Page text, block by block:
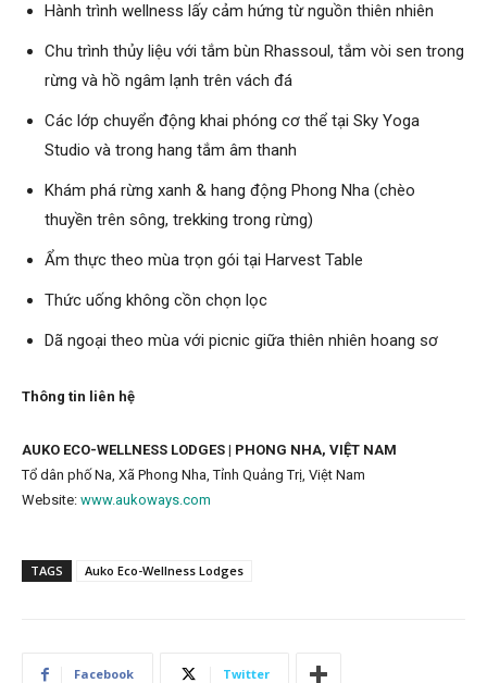
Hành trình wellness lấy cảm hứng từ nguồn thiên nhiên
Chu trình thủy liệu với tắm bùn Rhassoul, tắm vòi sen trong
rừng và hồ ngâm lạnh trên vách đá
Các lớp chuyển động khai phóng cơ thể tại Sky Yoga
Studio và trong hang tắm âm thanh
Khám phá rừng xanh & hang động Phong Nha (chèo
thuyền trên sông, trekking trong rừng)
Ẩm thực theo mùa trọn gói tại Harvest Table
Thức uống không cồn chọn lọc
Dã ngoại theo mùa với picnic giữa thiên nhiên hoang sơ
Thông tin liên hệ
AUKO ECO-WELLNESS LODGES | PHONG NHA, VIỆT NAM
Tổ dân phố Na, Xã Phong Nha, Tỉnh Quảng Trị, Việt Nam
Website: www.aukoways.com
TAGS Auko Eco-Wellness Lodges
Facebook Twitter